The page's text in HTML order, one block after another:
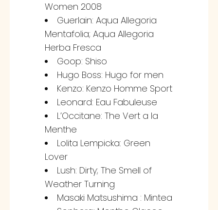
Women 2008
Guerlain: Aqua Allegoria
Mentafolia; Aqua Allegoria
Herba Fresca
Goop: Shiso
Hugo Boss: Hugo for men
Kenzo: Kenzo Homme Sport
Leonard: Eau Fabuleuse
L’Occitane: The Vert a la
Menthe
Lolita Lempicka: Green
Lover
Lush: Dirty; The Smell of
Weather Turning
Masaki Matsushima : Mintea